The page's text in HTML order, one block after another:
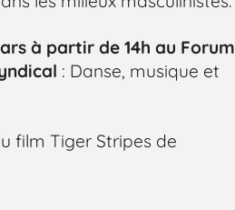
à partir de 14h au Forum
: Danse, musique et
film Tiger Stripes de